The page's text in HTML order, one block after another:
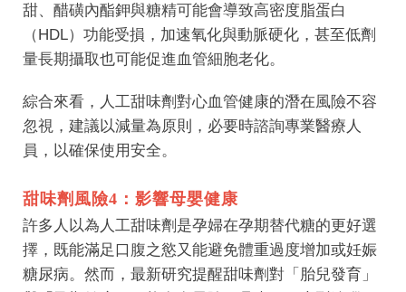
甜、醋磺內酯鉀與糖精可能會導致高密度脂蛋白
（HDL）功能受損，加速氧化與動脈硬化，甚至低劑
量長期攝取也可能促進血管細胞老化。
綜合來看，人工甜味劑對心血管健康的潛在風險不容
忽視，建議以減量為原則，必要時諮詢專業醫療人
員，以確保使用安全。
甜味劑風險4：影響母嬰健康
許多人以為人工甜味劑是孕婦在孕期替代糖的更好選
擇，既能滿足口腹之慾又能避免體重過度增加或妊娠
糖尿病。然而，最新研究提醒甜味劑對「胎兒發育」